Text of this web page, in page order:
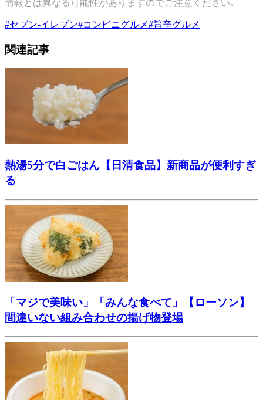
情報とは異なる可能性がありますのでご注意ください｡
#セブン-イレブン#コンビニグルメ#旨辛グルメ
関連記事
熱湯5分で白ごはん【日清食品】新商品が便利すぎ
る
「マジで美味い」「みんな食べて」【ローソン】
間違いない組み合わせの揚げ物登場